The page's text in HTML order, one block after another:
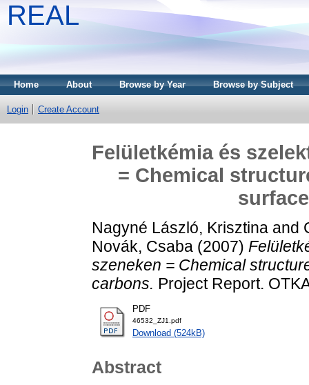
REAL
Home About Browse by Year Browse by Subject
Login Create Account
Felületkémia és
= Chemical
Nagyné László, Krisztina and
Novák, Csaba (2007)
szeneken = Chemical
carbons. Project Report.
PDF
46532_ZJ1.pdf
Download (524kB)
Abstract